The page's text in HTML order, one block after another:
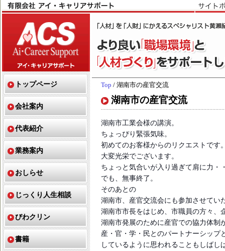
Top / 湖南市の産官交流
湖南市の産官交流
湖南市工業会様の講演。
ちょっぴり緊張気味。
初めてのお客様からのリクエストです
大変光栄でございます。
ちょっと気合いが入り過ぎて肩に力・
でも、無事終了。
そのあとの
湖南市、産官交流会にも参加させてい
湖南市市長をはじめ、市職員の方々、
湖南市発展のために産官での協力体制
産・官・学・民とのパートナーシップ
しているように思われることもしばし
トップページ
会社案内
代表紹介
業務案内
おしらせ
じっくり人生相談
びわクリン
書籍